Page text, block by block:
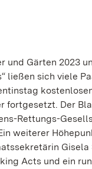
Gärten 2023
ließen sich viele
fortgesetzt. Der
Rettungs-
weiterer
Acts und ein